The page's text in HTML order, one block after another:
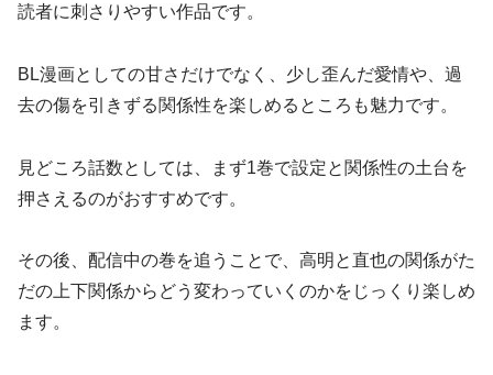
読者に刺さりやすい作品です。
BL漫画としての甘さだけでなく、少し歪んだ愛情や、過
去の傷を引きずる関係性を楽しめるところも魅力です。
見どころ話数としては、まず1巻で設定と関係性の土台を
押さえるのがおすすめです。
その後、配信中の巻を追うことで、高明と直也の関係がた
だの上下関係からどう変わっていくのかをじっくり楽しめ
ます。